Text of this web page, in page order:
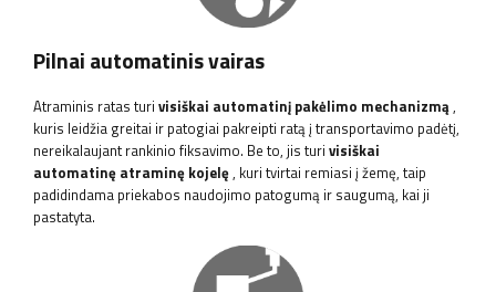
Pilnai automatinis vairas
Atraminis ratas turi visiškai automatinį pakėlimo mechanizmą,
kuris leidžia greitai ir patogiai pakreipti ratą į transportavimo padėtį,
nereikalaujant rankinio fiksavimo. Be to, jis turi visiškai
automatinę atraminę kojelę, kuri tvirtai remiasi į žemę, taip
padidindama priekabos naudojimo patogumą ir saugumą, kai ji
pastatyta.